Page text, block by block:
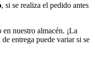
, si se realiza el pedido antes
nuestro almacén. ¡La
entrega puede variar si se